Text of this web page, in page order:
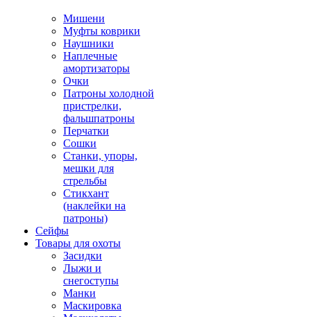
Мишени
Муфты коврики
Наушники
Наплечные
амортизаторы
Очки
Патроны холодной
пристрелки,
фальшпатроны
Перчатки
Сошки
Станки, упоры,
мешки для
стрельбы
Стикхант
(наклейки на
патроны)
Сейфы
Товары для охоты
Засидки
Лыжи и
снегоступы
Манки
Маскировка